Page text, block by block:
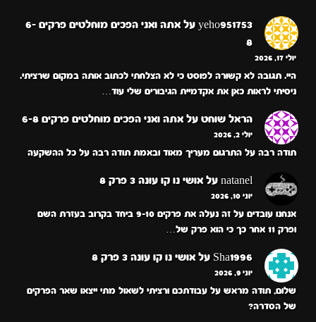
yeho951753 על
אתה ואני הפכים מוחלטים פרקים 6-
8
יולי 17, 2026
היי. תגובה לא קשורה לפוסט כי לא הצלחתי לכתוב אותה במקום שרציתי.
ניסיתי לראות כאן את אקדמיית הגיבורים שלי עוד…
הראל שוחט על אתה ואני הפכים מוחלטים פרקים 6-8
יולי 2, 2026
תודה רבה על התרגום מעריך מאוד ובאמת תודה רבה על כל ההשקעה
natanel על אושי נו קו עונה 3 פרק 8
יוני 10, 2026
אנחנו עובדים על זה נעלה את פרקים 9-10 ביחד בקרוב בעזרת השם
ופרק 11 אחר כך כי הוא פרק של…
Sha1996 על אושי נו קו עונה 3 פרק 8
יוני 9, 2026
שלום, תודה מראש על עבודתכם ורציתי לשאול מתי ייצאו שאר הפרקים
של הסדרה?